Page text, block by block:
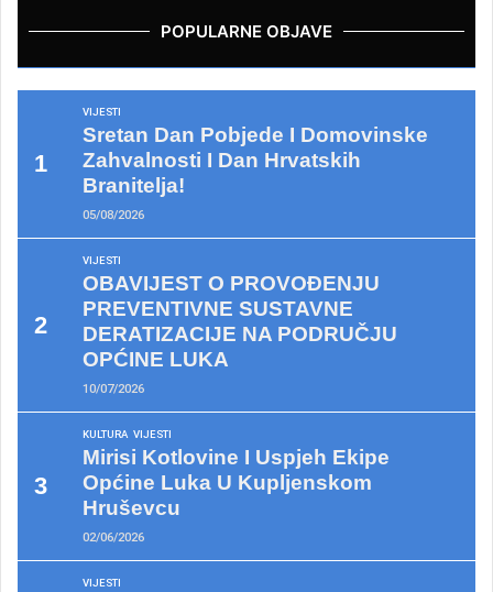
POPULARNE OBJAVE
VIJESTI
Sretan Dan Pobjede I Domovinske
Zahvalnosti I Dan Hrvatskih
Branitelja!
05/08/2026
VIJESTI
OBAVIJEST O PROVOĐENJU
PREVENTIVNE SUSTAVNE
DERATIZACIJE NA PODRUČJU
OPĆINE LUKA
10/07/2026
KULTURA VIJESTI
Mirisi Kotlovine I Uspjeh Ekipe
Općine Luka U Kupljenskom
Hruševcu
02/06/2026
VIJESTI